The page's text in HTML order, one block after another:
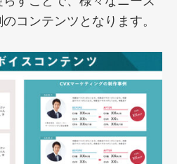
コンテンツとなります。